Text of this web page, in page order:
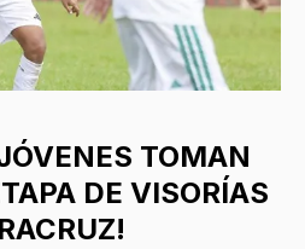
TOMAN
DE VISORÍAS